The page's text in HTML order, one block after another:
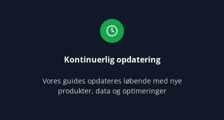
Kontinuerlig opdatering
Vores guides opdateres løbende med nye
produkter, data og optimeringer